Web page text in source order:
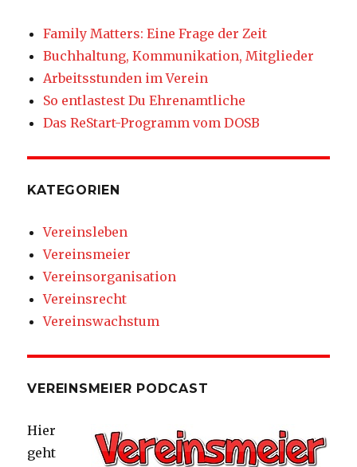
Family Matters: Eine Frage der Zeit
Buchhaltung, Kommunikation, Mitglieder
Arbeitsstunden im Verein
So entlastest Du Ehrenamtliche
Das ReStart-Programm vom DOSB
KATEGORIEN
Vereinsleben
Vereinsmeier
Vereinsorganisation
Vereinsrecht
Vereinswachstum
VEREINSMEIER PODCAST
Hier
geht